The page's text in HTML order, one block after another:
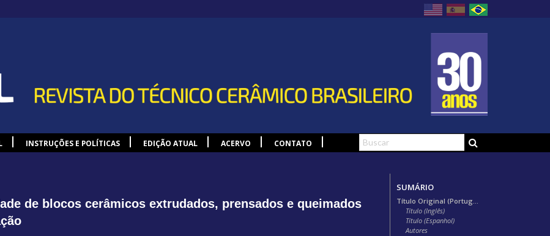
INSTRUÇÕES E POLÍTICAS EDIÇÃO ATUAL ACERVO CONTATO
de blocos cerâmicos extrudados, prensados e queimados
SUMÁRIO
Título (Inglês)
Título (Espanhol)
Autores